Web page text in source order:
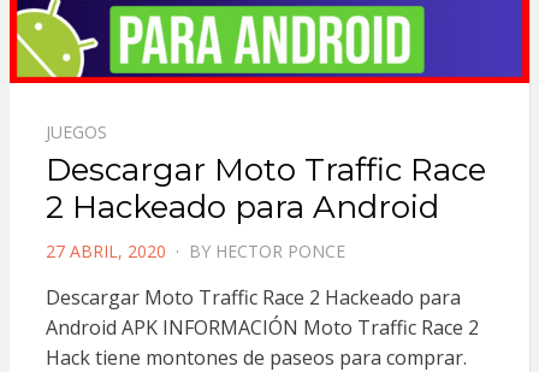
JUEGOS
Descargar Moto Traffic Race
2 Hackeado para Android
POSTED
27 ABRIL, 2020 BY HECTOR PONCE
Descargar Moto Traffic Race 2 Hackeado para
Android APK INFORMACIÓN Moto Traffic Race 2
Hack tiene montones de paseos para comprar.